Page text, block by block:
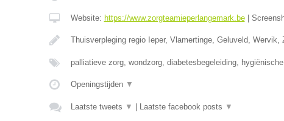
Website: https://www.zorgteamieperlangemark.be|
Thuisverpleging regio Ieper, Vlamertinge, Geluveld, Wervik,
palliatieve zorg, wondzorg, diabetesbegeleiding,
Openingstijden ▼
Laatste tweets ▼ Laatste facebook posts ▼